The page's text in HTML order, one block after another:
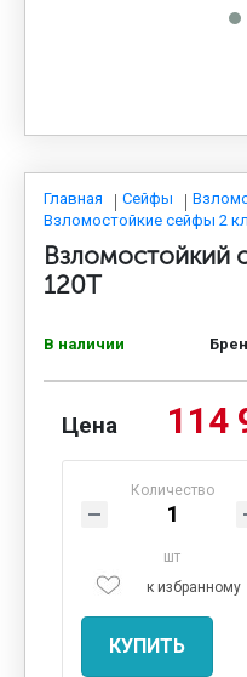
СИСТЕМЫ
МЕБЕЛЬ ДЛЯ
Главная Сейфы
Взломостойкие сейфы 2
Взломостойкий
120Т
В наличии
Цена 114
Количество
шт
к избранному
КУПИТЬ